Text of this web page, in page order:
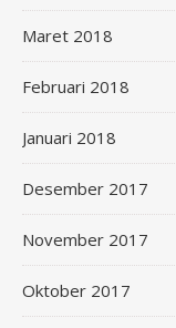
Maret 2018
Februari 2018
Januari 2018
Desember 2017
November 2017
Oktober 2017